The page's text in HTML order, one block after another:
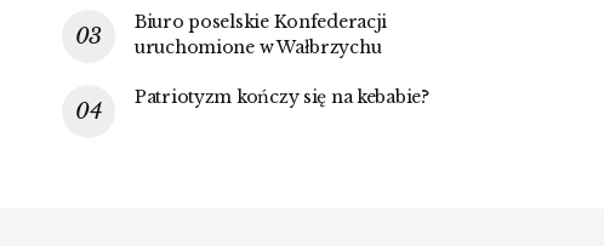
Biuro poselskie Konfederacji
uruchomione w Wałbrzychu
Patriotyzm kończy się na kebabie?